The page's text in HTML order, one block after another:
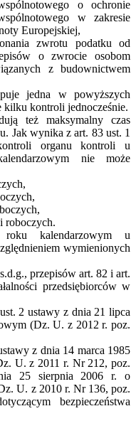
o ochronie
w zakresie
Europejskiej,
zwrotu podatku od
o zwrocie osobom
z budownictwem
jedna w powyższych
kontroli jednocześnie.
też maksymalny czas
Jak wynika z art. 83 ust. 1
organu kontroli u
nie może
roboczych.
kalendarzowym u
wymienionych
przepisów art. 82 i art.
przedsiębiorców w
2 ustawy z dnia 21 lipca
(Dz. U. z 2012 r. poz.
z dnia 14 marca 1985
U. z 2011 r. Nr 212, poz.
25 sierpnia 2006 r. o
U. z 2010 r. Nr 136, poz.
bezpieczeństwa